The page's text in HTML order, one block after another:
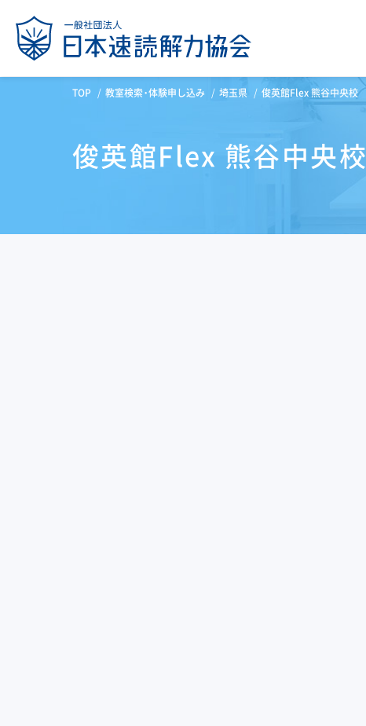
TOP 教室検索・体験申し込み 埼玉県 俊英館Flex 熊谷中央校
俊英館Flex 熊谷中央校